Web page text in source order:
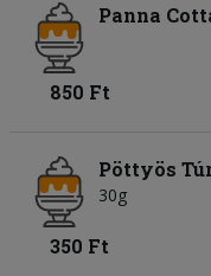
Panna
850 Ft
Pöttyös
30g
350 Ft